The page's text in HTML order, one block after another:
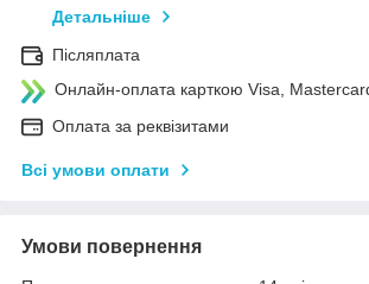
Детальніше
Післяплата
Онлайн-оплата карткою Visa,
Оплата за реквізитами
Всі умови оплати
Умови повернення